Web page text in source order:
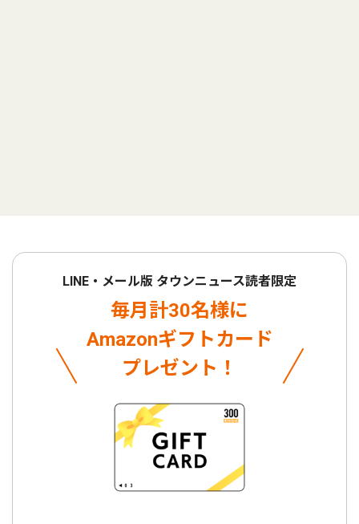
LINE・メール版 タウンニュース読者限定
毎月計30名様に
Amazonギフトカード
プレゼント！